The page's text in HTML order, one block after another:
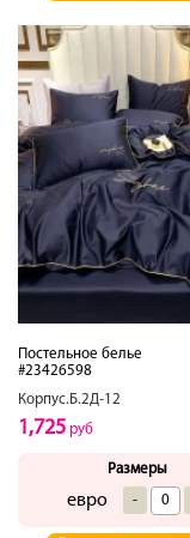
Постельное белье
#23426598
Корпус.Б.2Д-12
1,725 руб
Размеры
евро -